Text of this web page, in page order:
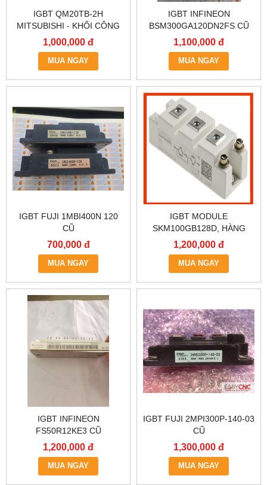
IGBT QM20TB-2H
MITSUBISHI - KHỐI CÔNG
SUẤT QM20TB-2H
1,000,000 đ
MUA NGAY
IGBT INFINEON
BSM300GA120DN2FS CŨ
1,100,000 đ
MUA NGAY
IGBT FUJI 1MBI400N 120
CŨ
700,000 đ
MUA NGAY
IGBT MODULE
SKM100GB128D, HÀNG
MỚI
1,200,000 đ
MUA NGAY
IGBT INFINEON
FS50R12KE3 CŨ
1,200,000 đ
MUA NGAY
IGBT FUJI 2MPI300P-140-03
CŨ
1,300,000 đ
MUA NGAY